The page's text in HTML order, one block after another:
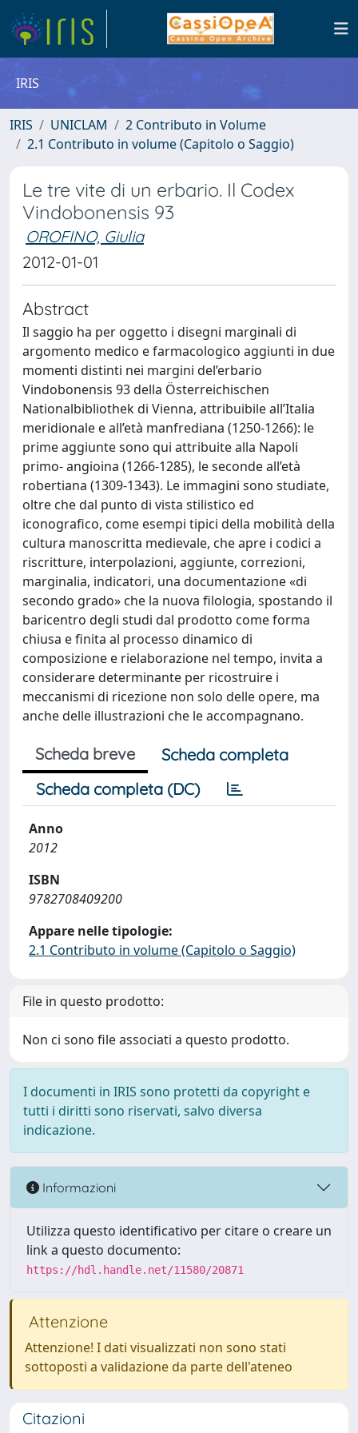
IRIS
IRIS UNICLAM
2 Contributo in Volume
2.1 Contributo in volume (Capitolo o Saggio)
Le tre vite di un erbario. Il Codex
Vindobonensis 93
OROFINO, Giulia
2012-01-01
Abstract
Il saggio ha per oggetto i disegni marginali di
argomento medico e farmacologico aggiunti in due
momenti distinti nei margini del’erbario
Vindobonensis 93 della Österreichischen
Nationalbibliothek di Vienna, attribuibile all’Italia
meridionale e all’età manfrediana (1250-1266): le
prime aggiunte sono qui attribuite alla Napoli
primo- angioina (1266-1285), le seconde all’età
robertiana (1309-1343). Le immagini sono studiate,
oltre che dal punto di vista stilistico ed
iconografico, come esempi tipici della mobilità della
cultura manoscritta medievale, che apre i codici a
riscritture, interpolazioni, aggiunte, correzioni,
marginalia, indicatori, una documentazione «di
secondo grado» che la nuova filologia, spostando il
baricentro degli studi dal prodotto come forma
chiusa e finita al processo dinamico di
composizione e rielaborazione nel tempo, invita a
considerare determinante per ricostruire i
meccanismi di ricezione non solo delle opere, ma
anche delle illustrazioni che le accompagnano.
Scheda breve
Scheda completa
Scheda completa (DC)
Anno
2012
ISBN
9782708409200
Appare nelle tipologie:
2.1 Contributo in volume (Capitolo o Saggio)
File in questo prodotto:
Non ci sono file associati a questo prodotto.
I documenti in IRIS sono protetti da copyright e
tutti i diritti sono riservati, salvo diversa
indicazione.
Informazioni
Utilizza questo identificativo per citare o creare un
link a questo documento:
https://hdl.handle.net/11580/20871
Attenzione
Attenzione! I dati visualizzati non sono stati
sottoposti a validazione da parte dell'ateneo
Citazioni